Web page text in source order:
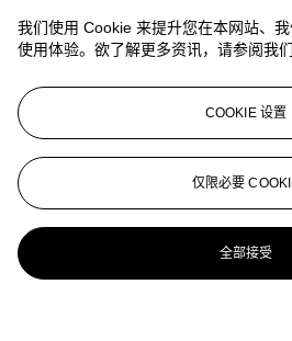
Buyers are reminded that the actual
of the final bid price plus 20% buyer’s
* in the catalogue, VAT is added to the
更多来自瑞士艺术
查看全部
查看全部
我们使用 Cookie 来提升您在本网站、
使用体验。欲了解更多资讯，请参阅我
COOKIE 设置
仅限必要
全部接受